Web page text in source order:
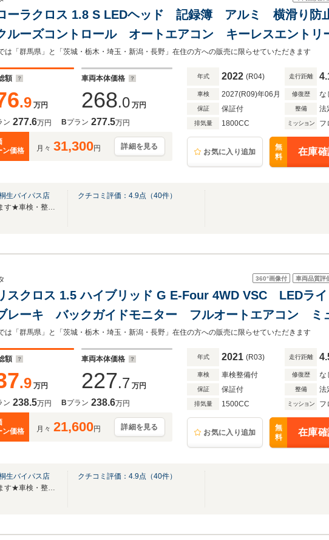
ーラクロス 1.8 S LEDヘッド 記録簿 アルミ 横滑り防
ルーズコントロール オートエアコン キーレスエント
ABS バックカメラ ミュージックプレイヤー接続
は「群馬県」と「茨城・栃木・埼玉・新潟・長野」在住の方への販売に限らせていただきます
額
.9 万円
車両本体価格
268.0 万円
ン 277.6万円 Bプラン 277.5万円
ン価格
月々 31,300円 詳細を見る
年式 2022 (R04) 走行距離
車検 2027(R09)年06月 修復歴 な
保証 保証付 整備 法
排気量 1800CC ミッション フ
お気に入り追加
無
料
在庫
生バイパス店
★無料電話は中古車問合せ専用となります★車検・整備などはTEL/0277‐52‐1600へ
クチコミ評価： 4.9点（40件）
360°画像付 車両品質評
スクロス 1.5 ハイブリッド G E-Four 4WD VSC LEDラ
レーキ バックガイドモニター フルオートエアコン ミ
ヤー接続可 クルーズコントロール ワンオーナー
ングストップ スマートキー
は「群馬県」と「茨城・栃木・埼玉・新潟・長野」在住の方への販売に限らせていただきます
額
.9 万円
車両本体価格
227.7 万円
ン 238.5万円 Bプラン 238.6万円
ン価格
月々 21,600円 詳細を見る
年式 2021 (R03) 走行距離
車検 車検整備付 修復歴 な
保証 保証付 整備 法
排気量 1500CC ミッション フ
お気に入り追加
無
料
在庫
生バイパス店
★無料電話は中古車問合せ専用となります★車検・整備などはTEL/0277‐52‐1600へ
クチコミ評価： 4.9点（40件）